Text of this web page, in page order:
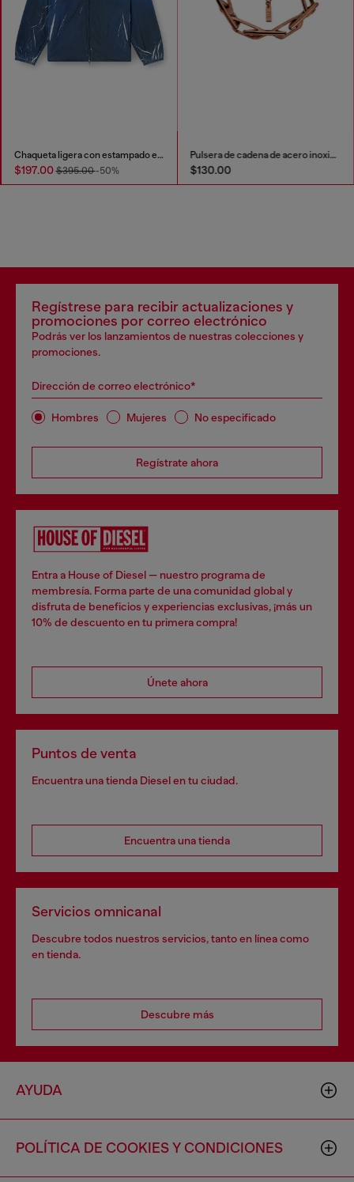
Chaqueta ligera con estampado efecto denim
$197.00$395.00-50%
Pulsera de cadena de acero inoxidable
$130.00
Regístrese para recibir actualizaciones y
promociones por correo electrónico
Podrás ver los lanzamientos de nuestras colecciones y
promociones.
Dirección de correo electrónico*
Hombres Mujeres No especificado
Regístrate ahora
Entra a House of Diesel — nuestro programa de
membresía. Forma parte de una comunidad global y
disfruta de beneficios y experiencias exclusivas, ¡más un
10% de descuento en tu primera compra!
Únete ahora
Puntos de venta
Encuentra una tienda Diesel en tu ciudad.
Encuentra una tienda
Servicios omnicanal
Descubre todos nuestros servicios, tanto en línea como
en tienda.
Descubre más
AYUDA
POLÍTICA DE COOKIES Y CONDICIONES